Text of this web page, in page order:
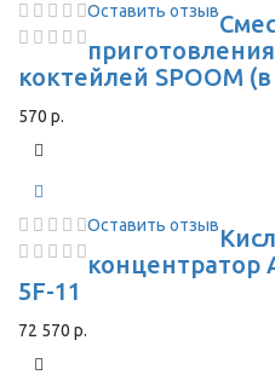
Оставить отзыв
коктейлей SPOOM
570 р.
Оставить отзыв
концентратор
5F-11
72 570 р.